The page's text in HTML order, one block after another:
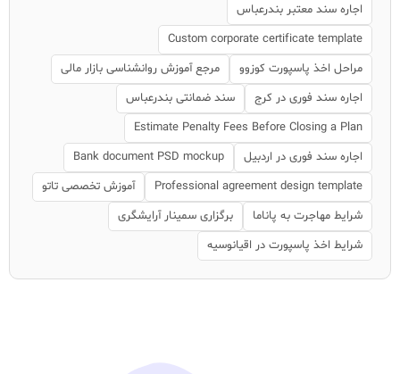
اجاره سند معتبر بندرعباس
Custom corporate certificate template
مراحل اخذ پاسپورت کوزوو
مرجع آموزش روانشناسی بازار مالی
اجاره سند فوری در کرج
سند ضمانتی بندرعباس
Estimate Penalty Fees Before Closing a Plan
اجاره سند فوری در اردبیل
Bank document PSD mockup
Professional agreement design template
آموزش تخصصی تاتو
شرایط مهاجرت به پاناما
برگزاری سمینار آرایشگری
شرایط اخذ پاسپورت در اقیانوسیه